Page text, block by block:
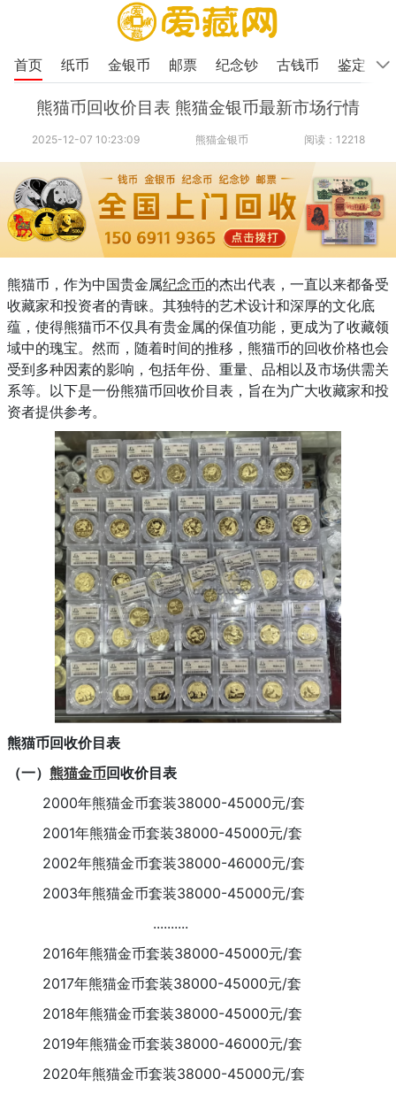
首页 纸币 金银币 邮票 纪念钞 古钱币 鉴定
熊猫币回收价目表 熊猫金银币最新市场行情
2025-12-07 10:23:09 熊猫金银币 阅读：12218
熊猫币，作为中国贵金属纪念币的杰出代表，一直以来都备受
收藏家和投资者的青睐。其独特的艺术设计和深厚的文化底
蕴，使得熊猫币不仅具有贵金属的保值功能，更成为了收藏领
域中的瑰宝。然而，随着时间的推移，熊猫币的回收价格也会
受到多种因素的影响，包括年份、重量、品相以及市场供需关
系等。以下是一份熊猫币回收价目表，旨在为广大收藏家和投
资者提供参考。
熊猫币回收价目表
（一） 熊猫金币回收价目表
2000年熊猫金币套装38000-45000元/套
2001年熊猫金币套装38000-45000元/套
2002年熊猫金币套装38000-46000元/套
2003年熊猫金币套装38000-45000元/套
..........
2016年熊猫金币套装38000-45000元/套
2017年熊猫金币套装38000-45000元/套
2018年熊猫金币套装38000-45000元/套
2019年熊猫金币套装38000-46000元/套
2020年熊猫金币套装38000-45000元/套